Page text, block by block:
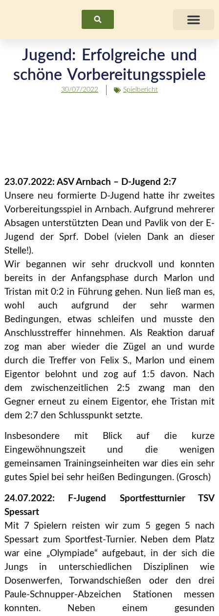
Suchen
Jugend: Erfolgreiche und
schöne Vorbereitungsspiele
30/07/2022 Spielbericht
23.07.2022: ASV Arnbach – D-Jugend 2:7
Unsere neu formierte D-Jugend hatte ihr zweites
Vorbereitungsspiel in Arnbach. Aufgrund mehrerer
Absagen unterstützten Dean und Pavlik von der E-
Jugend der Sprf. Dobel (vielen Dank an dieser
Stelle!).
Wir begannen wir sehr druckvoll und konnten
bereits in der Anfangsphase durch Marlon und
Tristan mit 0:2 in Führung gehen. Nun ließ man es,
wohl auch aufgrund der sehr warmen
Bedingungen, etwas schleifen und musste den
Anschlusstreffer hinnehmen. Als Reaktion daruaf
zog man aber wieder die Zügel an und wurde
durch die Treffer von Felix S., Marlon und einem
Eigentor belohnt und zog auf 1:5 davon. Nach
dem zwischenzeitlichen 2:5 zwang man den
Gegner erneut zu einem Eigentor, ehe Tristan mit
dem 2:7 den Schlusspunkt setzte.
Insbesondere mit Blick auf die kurze
Eingewöhnungszeit und die wenigen
gemeinsamen Trainingseinheiten war dies ein sehr
gutes Spiel bei sehr heißen Bedingungen. (Grosch)
24.07.2022: F-Jugend Sportfestturnier TSV
Spessart
Mit 7 Spielern reisten wir zum 5 gegen 5 nach
Spessart zum Sportfest-Turnier. Neben dem Platz
war eine „Olympiade“ aufgebaut, in der sich die
Jungs in unterschiedlichen Disziplinen wie
Dosenwerfen, Torwandschießen oder den drei
Paule-Schnupper-Abzeichen Stationen messen
konnten. Neben einem gesunden